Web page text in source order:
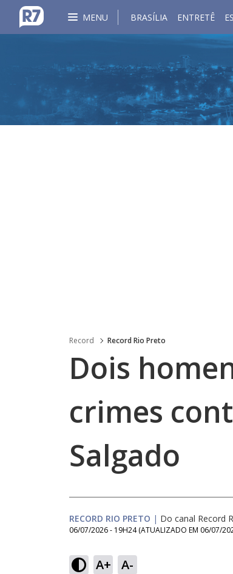
MENU BRASÍLIA ENTRETÊ
Record Record Rio Preto
Dois
crimes
Salgado
RECORD RIO PRETO | Do canal Record
06/07/2026 - 19H24 (ATUALIZADO EM 06/07/
A+ A-